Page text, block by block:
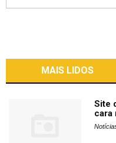
MAIS LIDOS
Site
cara